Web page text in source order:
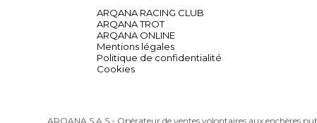
ARQANA RACING CLUB
ARQANA TROT
ARQANA ONLINE
Mentions légales
Politique de confidentialité
Cookies
ARQANA S.A.S - Opérateur de ventes volontaires aux enchères